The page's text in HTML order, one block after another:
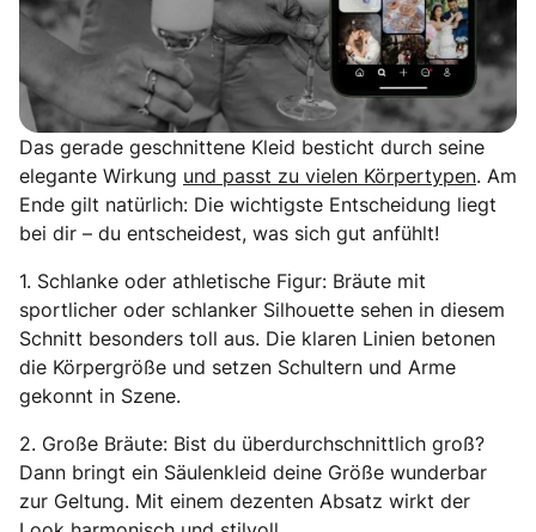
Das gerade geschnittene Kleid besticht durch seine
elegante Wirkung und passt zu vielen Körpertypen. Am
Ende gilt natürlich: Die wichtigste Entscheidung liegt
bei dir – du entscheidest, was sich gut anfühlt!
1. Schlanke oder athletische Figur: Bräute mit
sportlicher oder schlanker Silhouette sehen in diesem
Schnitt besonders toll aus. Die klaren Linien betonen
die Körpergröße und setzen Schultern und Arme
gekonnt in Szene.
2. Große Bräute: Bist du überdurchschnittlich groß?
Dann bringt ein Säulenkleid deine Größe wunderbar
zur Geltung. Mit einem dezenten Absatz wirkt der